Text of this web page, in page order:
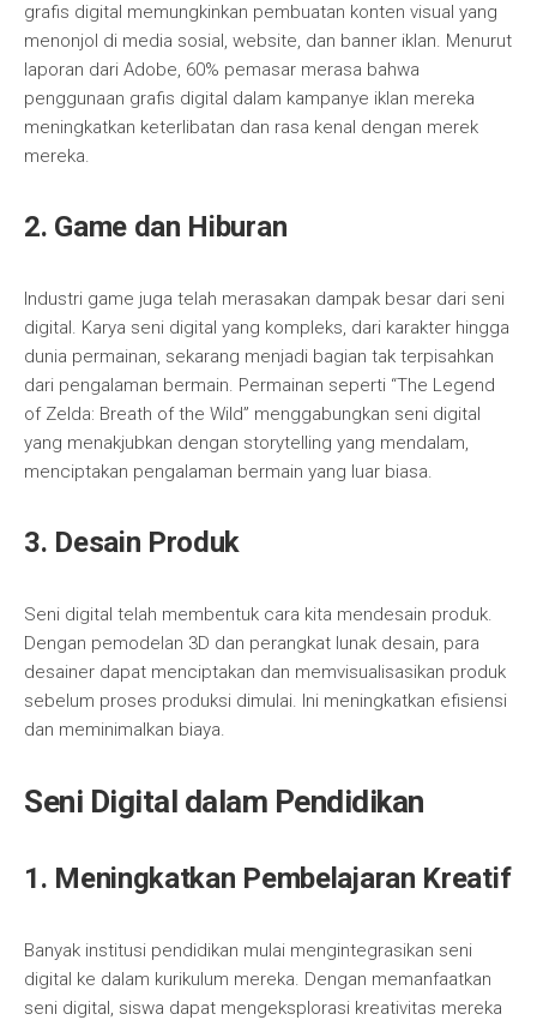
grafis digital memungkinkan pembuatan konten visual yang
menonjol di media sosial, website, dan banner iklan. Menurut
laporan dari Adobe, 60% pemasar merasa bahwa
penggunaan grafis digital dalam kampanye iklan mereka
meningkatkan keterlibatan dan rasa kenal dengan merek
mereka.
2. Game dan Hiburan
Industri game juga telah merasakan dampak besar dari seni
digital. Karya seni digital yang kompleks, dari karakter hingga
dunia permainan, sekarang menjadi bagian tak terpisahkan
dari pengalaman bermain. Permainan seperti “The Legend
of Zelda: Breath of the Wild” menggabungkan seni digital
yang menakjubkan dengan storytelling yang mendalam,
menciptakan pengalaman bermain yang luar biasa.
3. Desain Produk
Seni digital telah membentuk cara kita mendesain produk.
Dengan pemodelan 3D dan perangkat lunak desain, para
desainer dapat menciptakan dan memvisualisasikan produk
sebelum proses produksi dimulai. Ini meningkatkan efisiensi
dan meminimalkan biaya.
Seni Digital dalam Pendidikan
1. Meningkatkan Pembelajaran Kreatif
Banyak institusi pendidikan mulai mengintegrasikan seni
digital ke dalam kurikulum mereka. Dengan memanfaatkan
seni digital, siswa dapat mengeksplorasi kreativitas mereka